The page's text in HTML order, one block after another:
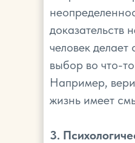
доказательств
человек делает
выбор во что-
Например,
жизнь имеет
3.